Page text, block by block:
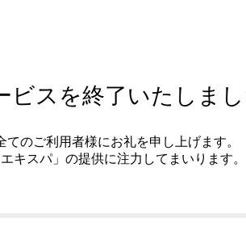
ビスを終了いたしま
てのご利用者様にお礼を申し上げます。
キスパ」の提供に注力してまいります。